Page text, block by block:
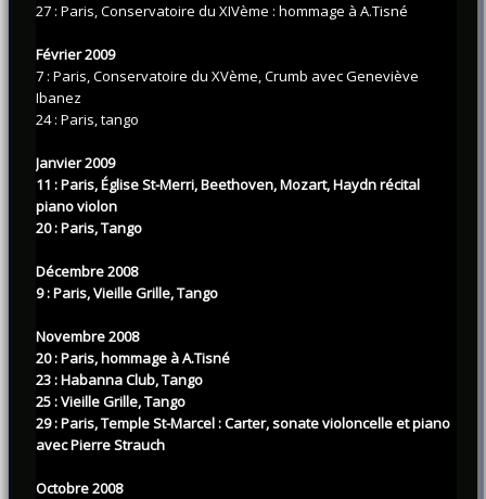
27 : Paris, Conservatoire du XIVème : hommage à A.Tisné
Février 2009
7 : Paris, Conservatoire du XVème, Crumb avec Geneviève
Ibanez
24 : Paris, tango
Janvier 2009
11 : Paris, Église St-Merri, Beethoven, Mozart, Haydn récital
piano violon
20 : Paris, Tango
Décembre 2008
9 : Paris, Vieille Grille, Tango
Novembre 2008
20 : Paris, hommage à A.Tisné
23 : Habanna Club, Tango
25 : Vieille Grille, Tango
29 : Paris, Temple St-Marcel : Carter, sonate violoncelle et piano
avec Pierre Strauch
Octobre 2008